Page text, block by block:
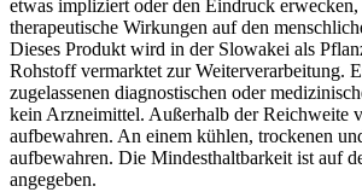
etwas impliziert oder den Eindruck erwecken,
therapeutische Wirkungen auf den
Dieses Produkt wird in der Slowakei als
Rohstoff vermarktet zur Weiterverarbeitung.
zugelassenen diagnostischen oder
kein Arzneimittel. Außerhalb der Reichweite
aufbewahren. An einem kühlen, trockenen
aufbewahren. Die Mindesthaltbarkeit ist auf
angegeben.